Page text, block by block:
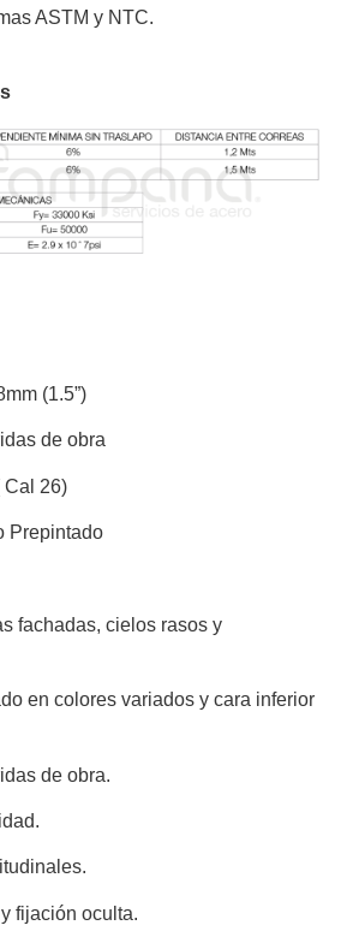
ASTM y NTC.
(1.5”)
de obra
Cal 26)
Prepintado
fachadas, cielos rasos y
en colores variados y cara inferior
de obra.
fijación oculta.